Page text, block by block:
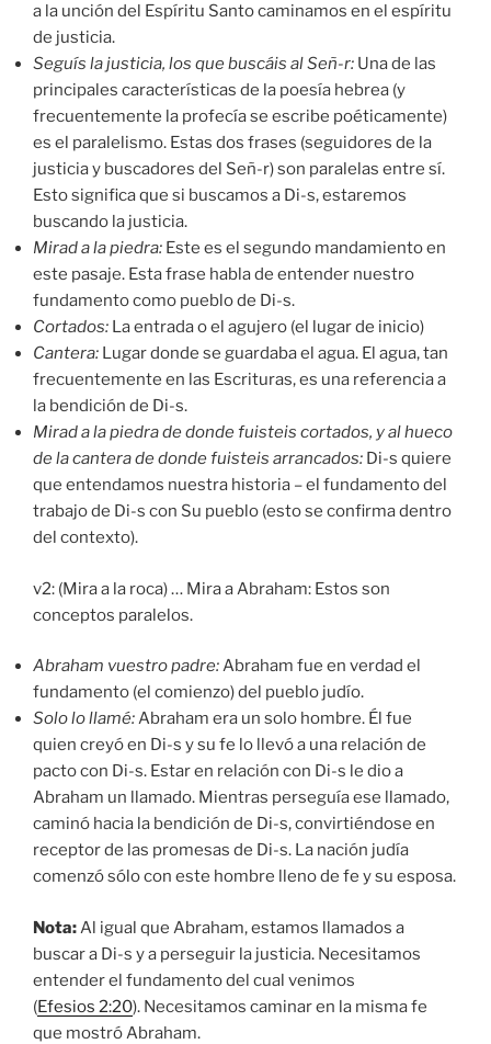
a la unción del Espíritu Santo caminamos en el espíritu
de justicia.
Seguís la justicia, los que buscáis alSeñ-r: Una de las
principales características de la poesía hebrea (y
frecuentemente la profecía se escribe poéticamente)
es el paralelismo. Estas dos frases (seguidores de la
justicia y buscadores del Señ-r) son paralelas entre sí.
Esto significa que si buscamos a Di-s, estaremos
buscando la justicia.
Mirad a lapiedra: Este es el segundo mandamiento en
este pasaje. Esta frase habla de entender nuestro
fundamento como pueblo de Di-s.
Cortados: La entrada o el agujero (el lugar de inicio)
Cantera: Lugar donde se guardaba el agua. El agua, tan
frecuentemente en las Escrituras, es una referencia a
la bendición de Di-s.
Mirad a la piedra de donde fuisteis cortados, y al hueco
de la cantera de donde fuisteis arrancados: Di-s quiere
que entendamos nuestra historia – el fundamento del
trabajo de Di-s con Su pueblo (esto se confirma dentro
del contexto).
v2: (Mira a la roca) … Mira a Abraham: Estos son
conceptos paralelos.
Abraham vuestro padre:Abraham fue en verdad el
fundamento (el comienzo) del pueblo judío.
Solo lo llamé:Abraham era un solo hombre. Él fue
quien creyó en Di-s y su fe lo llevó a una relación de
pacto con Di-s. Estar en relación con Di-s le dio a
Abraham un llamado. Mientras perseguía ese llamado,
caminó hacia la bendición de Di-s, convirtiéndose en
receptor de las promesas de Di-s. La nación judía
comenzó sólo con este hombre lleno de fe y su esposa.
Nota:Al igual que Abraham, estamos llamados a
buscar a Di-s y a perseguir la justicia. Necesitamos
entender el fundamento del cual venimos
(Efesios 2:20). Necesitamos caminar en la misma fe
que mostró Abraham.